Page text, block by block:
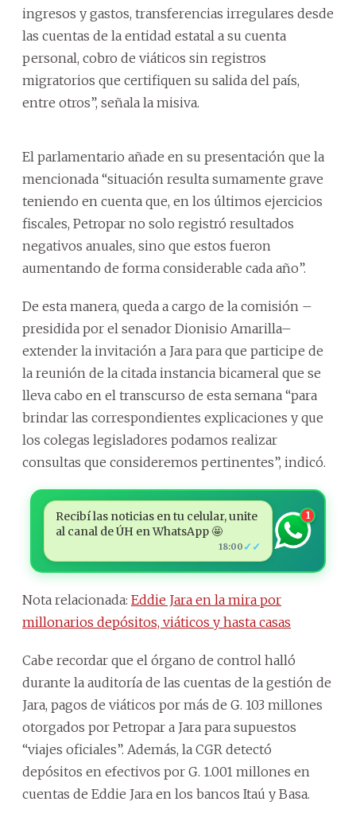
ingresos y gastos, transferencias irregulares desde
las cuentas de la entidad estatal a su cuenta
personal, cobro de viáticos sin registros
migratorios que certifiquen su salida del país,
entre otros”, señala la misiva.
El parlamentario añade en su presentación que la
mencionada “situación resulta sumamente grave
teniendo en cuenta que, en los últimos ejercicios
fiscales, Petropar no solo registró resultados
negativos anuales, sino que estos fueron
aumentando de forma considerable cada año”.
De esta manera, queda a cargo de la comisión –
presidida por el senador Dionisio Amarilla–
extender la invitación a Jara para que participe de
la reunión de la citada instancia bicameral que se
lleva cabo en el transcurso de esta semana “para
brindar las correspondientes explicaciones y que
los colegas legisladores podamos realizar
consultas que consideremos pertinentes”, indicó.
Recibí las noticias en tu celular, unite
al canal de ÚH en WhatsApp 🤩
18:00 ✓✓
1
Nota relacionada: Eddie Jara en la mira por
millonarios depósitos, viáticos y hasta casas
Cabe recordar que el órgano de control halló
durante la auditoría de las cuentas de la gestión de
Jara, pagos de viáticos por más de G. 103 millones
otorgados por Petropar a Jara para supuestos
“viajes oficiales”. Además, la CGR detectó
depósitos en efectivos por G. 1.001 millones en
cuentas de Eddie Jara en los bancos Itaú y Basa.